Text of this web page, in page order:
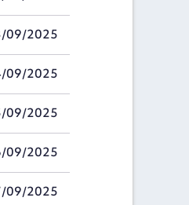
09/2025
09/2025
09/2025
09/2025
09/2025